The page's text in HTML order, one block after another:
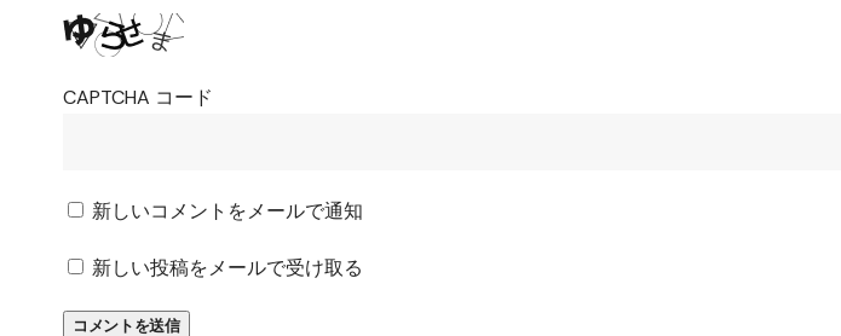
CAPTCHA コード
新しいコメントをメールで通知
新しい投稿をメールで受け取る